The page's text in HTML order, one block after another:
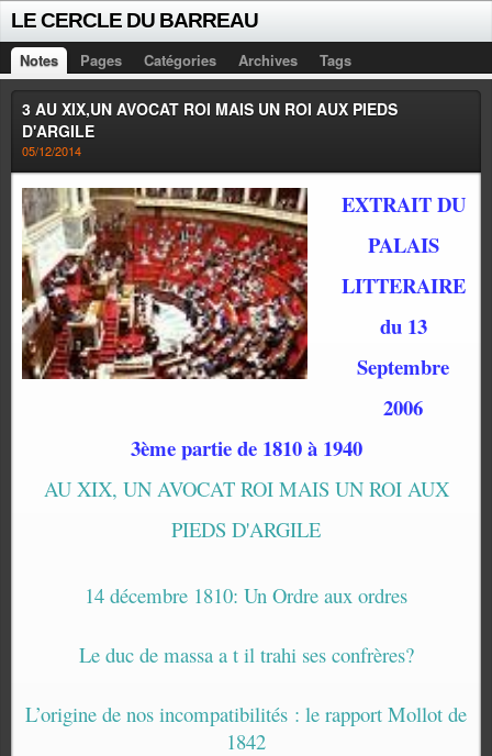
LE CERCLE DU BARREAU
Notes Pages Catégories Archives Tags
3 AU XIX,UN AVOCAT ROI MAIS UN ROI AUX PIEDS
D'ARGILE
05/12/2014
EXTRAIT DU
PALAIS
LITTERAIRE
du 13
Septembre
2006
3ème partie de 1810 à 1940
AU XIX, UN AVOCAT ROI MAIS UN ROI AUX
PIEDS D'ARGILE
14 décembre 1810: Un Ordre aux ordres
Le duc de massa a t il trahi ses confrères?
L’origine de nos incompatibilités : le rapport Mollot de
1842